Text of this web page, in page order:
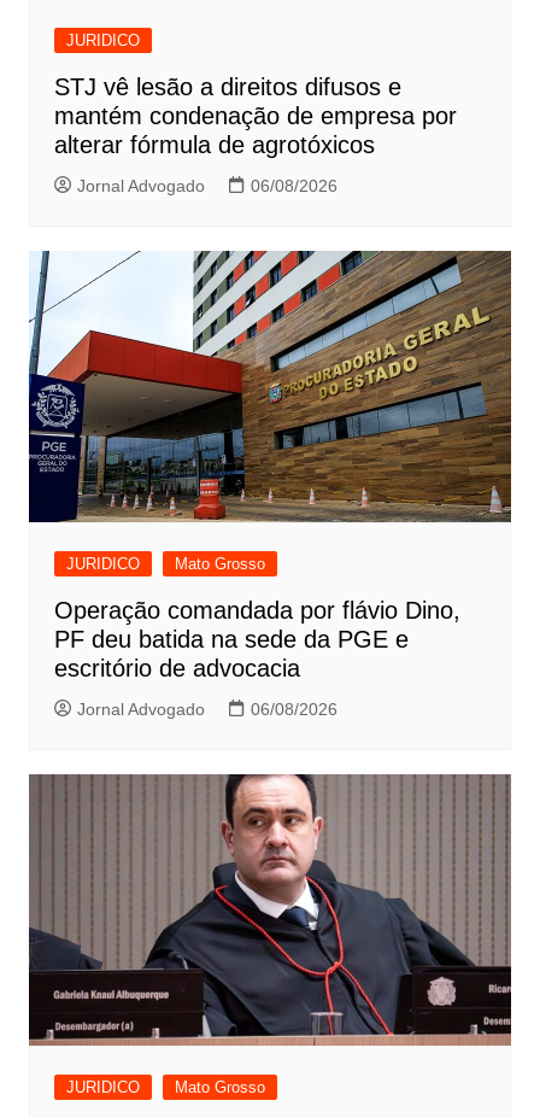
JURIDICO
STJ vê lesão a direitos difusos e
mantém condenação de empresa por
alterar fórmula de agrotóxicos
Jornal Advogado 06/08/2026
JURIDICO Mato Grosso
Operação comandada por flávio Dino,
PF deu batida na sede da PGE e
escritório de advocacia
Jornal Advogado 06/08/2026
JURIDICO Mato Grosso